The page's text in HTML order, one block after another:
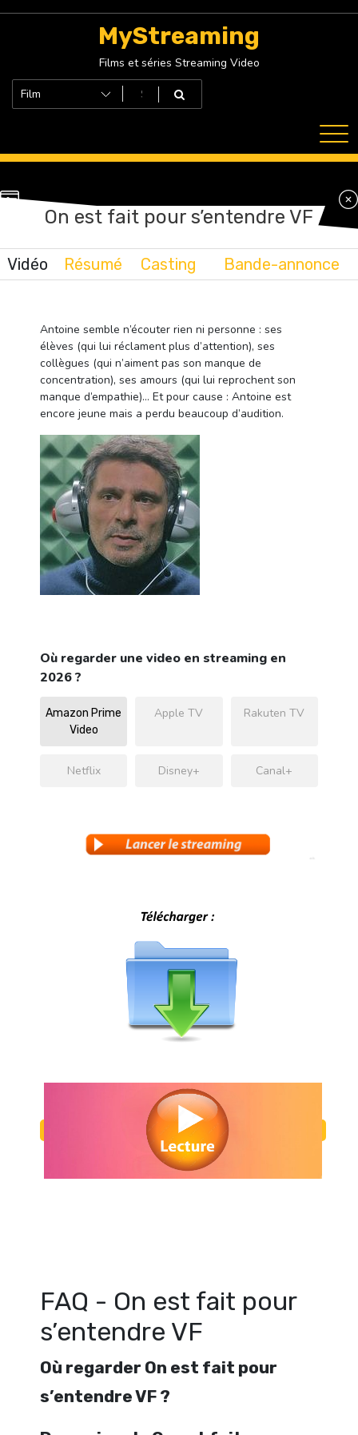
MyStreaming
Films et séries Streaming Video
On est fait pour s’entendre VF
Vidéo Résumé Casting Bande-annonce
Antoine semble n’écouter rien ni personne : ses
élèves (qui lui réclament plus d’attention), ses
collègues (qui n’aiment pas son manque de
concentration), ses amours (qui lui reprochent son
manque d’empathie)… Et pour cause : Antoine est
encore jeune mais a perdu beaucoup d’audition.
Où regarder une video en streaming en
2026 ?
Amazon Prime
Video
Apple TV Rakuten TV
Netflix Disney+ Canal+
FAQ - On est fait pour
s’entendre VF
Où regarder On est fait pour
s’entendre VF ?